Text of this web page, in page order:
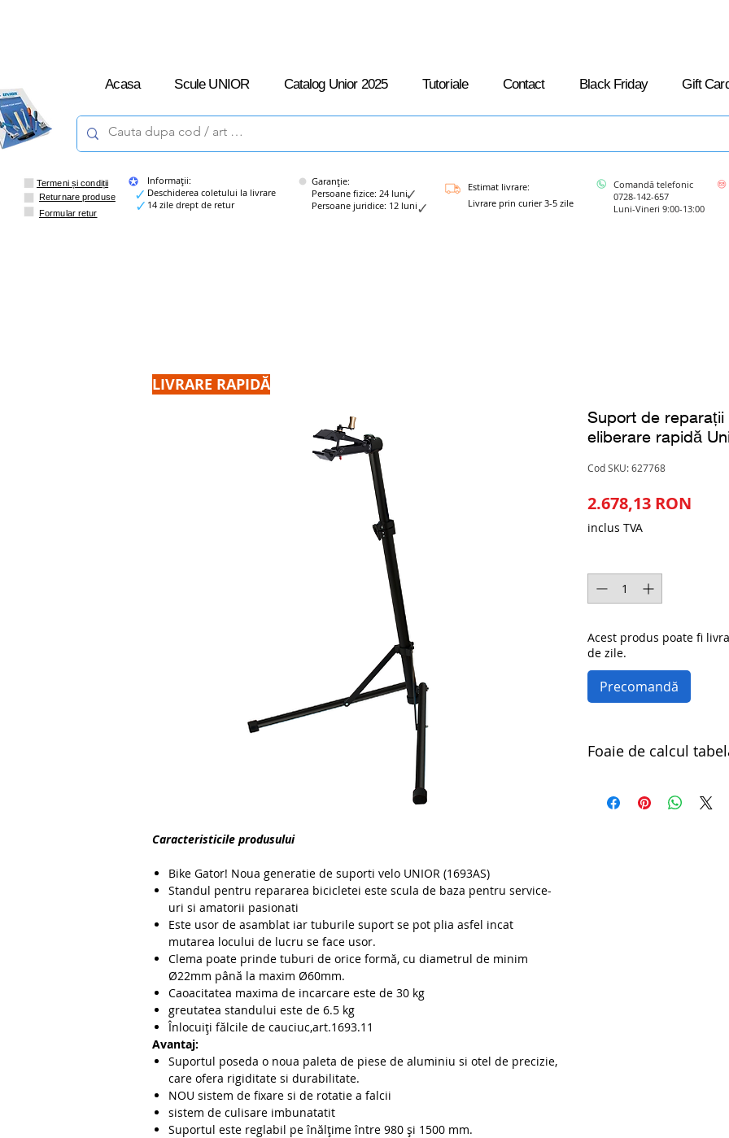
Acasa Scule UNIOR Catalog Unior 2025 Tutoriale Contact Black Friday Gift
Termeni și condiții
Returnare produse
Formular retur
Informații:
Deschiderea coletului la livrare
14 zile drept de retur
Garanție:
Persoane fizice: 24 luni
Persoane juridice: 12 luni
Estimat livrare:
Livrare prin curier 3-5 zile
Comandă telefonic
0728-142-657
Luni-Vineri 9:00-13:00
Caracteristicile produsului
Bike Gator! Noua generatie de suporti velo UNIOR (1693AS)
Standul pentru repararea bicicletei este scula de baza pentru service-
uri si amatorii pasionati
Este usor de asamblat iar tuburile suport se pot plia asfel incat
mutarea locului de lucru se face usor.
Clema poate prinde tuburi de orice formă, cu diametrul de minim
Ø22mm până la maxim Ø60mm.
Caoacitatea maxima de incarcare este de 30 kg
greutatea standului este de 6.5 kg
Înlocuiți fălcile de cauciuc,art.1693.11
Avantaj:
Suportul poseda o noua paleta de piese de aluminiu si otel de precizie,
care ofera rigiditate si durabilitate.
NOU sistem de fixare si de rotatie a falcii
sistem de culisare imbunatatit
Suportul este reglabil pe înălțime între 980 și 1500 mm.
Suport de reparații
eliberare rapidă
Cod SKU: 627768
2.678,13 RONPreț
inclus TVA
Acest produs poate fi
de zile.
Precomandă
Foaie de calcul
LIVRARE RAPIDĂ